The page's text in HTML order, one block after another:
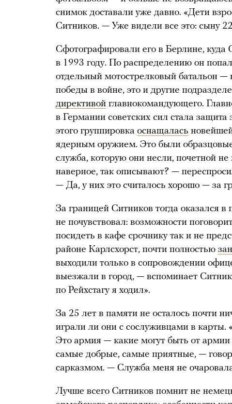
снимок доставали уже давно. «Дети
Ситников. — Уже видели все это: сыну
Сфотографировали его в Берлине, куда
в 1993 году. По распределению он
отдельный мотострелковый батальон —
победы в войне, это и другие
директивой главнокомандующего.
в Германии советских сил стала
этого группировка оснащалась
ядерным оружием. Это были
служба, которую они несли, почетной
наверное, так описывают? —
— Да, у них это считалось хорошо — за
За границей Ситников тогда оказался
не почувствовал: возможности
посидеть в кафе срочнику так и не
районе Карлсхорст, почти полностью
выходили только в сопровождении
выезжали в город, — вспоминает
по Рейхстагу я ходил».
За 25 лет в памяти не осталось почти
играли ли они с сослуживцами в карты.
Это армия — какие могут быть от
самые добрые, самые приятные, —
сарказмом. — Служба меня не
Лучше всего Ситников помнит не